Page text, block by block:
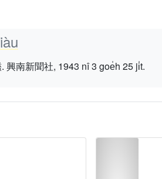
興南新聞社, 1943 nî 3 goe̍h 25 ji̍t.